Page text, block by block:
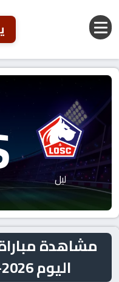
ليل
مشاهدة
اليوم 2026-01-11 بث مباشر